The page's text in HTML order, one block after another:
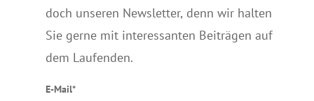
doch unseren Newsletter, denn wir halten
Sie gerne mit interessanten Beiträgen auf
dem Laufenden.
E-Mail*